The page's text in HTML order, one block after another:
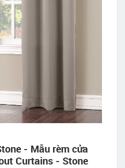
- Mẫu rèm cửa
Curtains - Stone